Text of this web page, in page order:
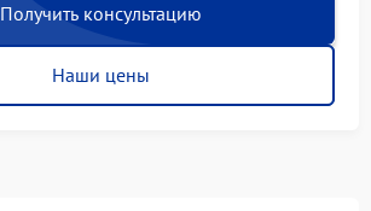
Получить консультацию
Наши цены